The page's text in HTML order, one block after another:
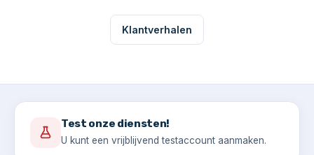
Klantverhalen
Test onze diensten!
U kunt een vrijblijvend testaccount aanmaken.